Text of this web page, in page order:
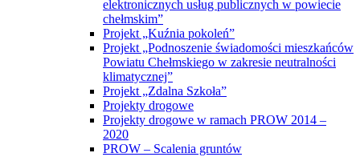
elektronicznych usług publicznych w powiecie
chełmskim”
Projekt „Kuźnia pokoleń”
Projekt „Podnoszenie świadomości mieszkańców
Powiatu Chełmskiego w zakresie neutralności
klimatycznej”
Projekt „Zdalna Szkoła”
Projekty drogowe
Projekty drogowe w ramach PROW 2014 –
2020
PROW – Scalenia gruntów